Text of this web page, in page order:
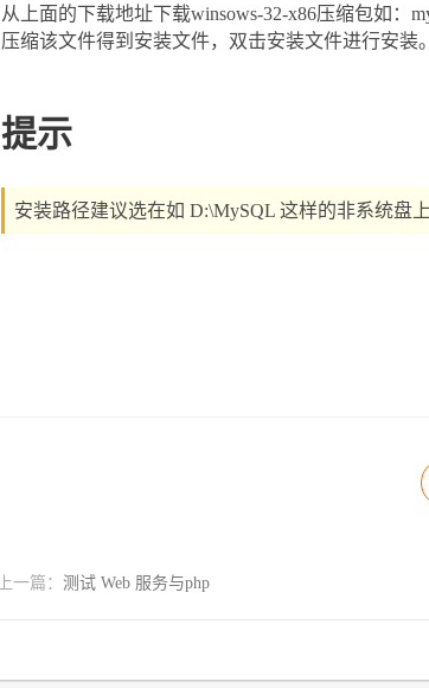
从上面的下载地址下载winsows-32-x86压缩包如：
压缩该文件得到安装文件，双击安装文件进行安装。
提示
安装路径建议选在如 D:\MySQL 这样的非系统盘
上一篇： 测试 Web 服务与php